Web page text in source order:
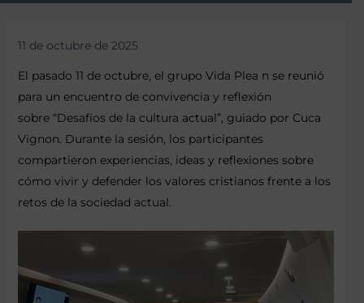
11 de octubre de 2025
El pasado 11 de octubre, el grupo Vida Plea n se reunió
para un encuentro de convivencia y reflexión
sobre “Desafíos de la cultura actual”, guiado por Cuca
Vignon. Durante la sesión, los participantes
compartieron experiencias, ideas y reflexiones sobre
cómo vivir y defender los valores cristianos frente a los
retos de la sociedad actual.